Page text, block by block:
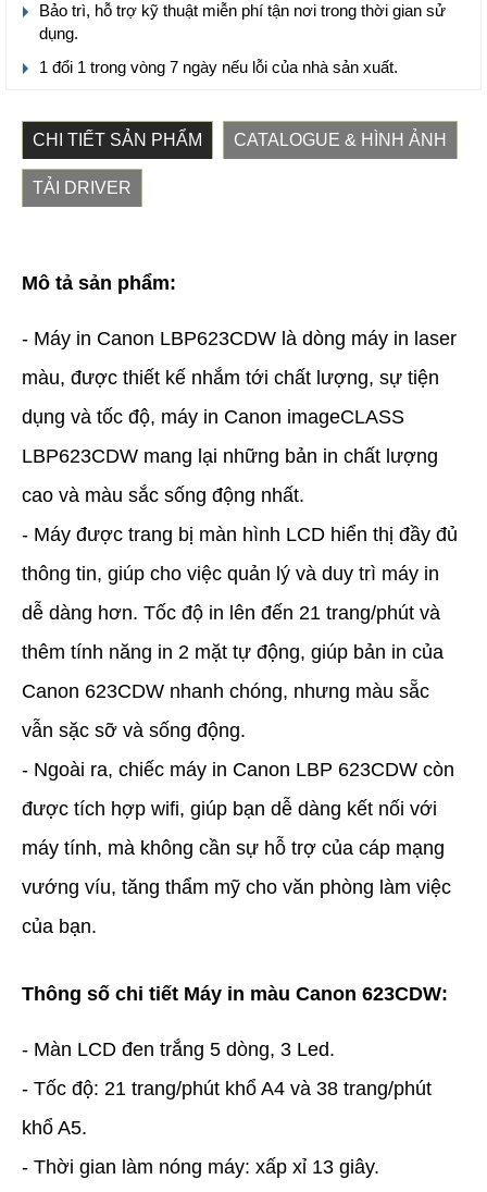
Bảo trì, hỗ trợ kỹ thuật miễn phí tận nơi trong thời gian sử
dụng.
1 đổi 1 trong vòng 7 ngày nếu lỗi của nhà sản xuất.
CHI TIẾT SẢN PHẨM CATALOGUE & HÌNH ẢNH
TẢI DRIVER
Mô tả sản phẩm:
- Máy in Canon LBP623CDW là dòng máy in laser
màu, được thiết kế nhắm tới chất lượng, sự tiện
dụng và tốc độ, máy in Canon imageCLASS
LBP623CDW mang lại những bản in chất lượng
cao và màu sắc sống động nhất.
- Máy được trang bị màn hình LCD hiển thị đầy đủ
thông tin, giúp cho việc quản lý và duy trì máy in
dễ dàng hơn. Tốc độ in lên đến 21 trang/phút và
thêm tính năng in 2 mặt tự động, giúp bản in của
Canon 623CDW nhanh chóng, nhưng màu sẵc
vẫn sặc sỡ và sống động.
- Ngoài ra, chiếc máy in Canon LBP 623CDW còn
được tích hợp wifi, giúp bạn dễ dàng kết nối với
máy tính, mà không cần sự hỗ trợ của cáp mạng
vướng víu, tăng thẩm mỹ cho văn phòng làm việc
của bạn.
Thông số chi tiết Máy in màu Canon 623CDW:
- Màn LCD đen trắng 5 dòng, 3 Led.
- Tốc độ: 21 trang/phút khổ A4 và 38 trang/phút
khổ A5.
- Thời gian làm nóng máy: xấp xỉ 13 giây.